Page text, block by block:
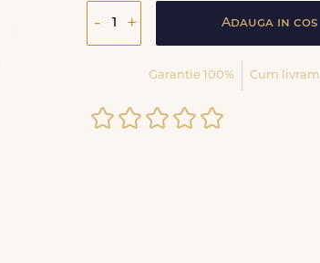
- + Adauga in cos
Garantie 100% Cum livram